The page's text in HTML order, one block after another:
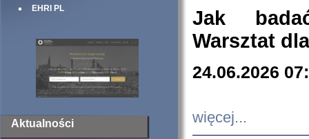
EHRI PL
Aktualności
Jak
Warsztat
24.06.2026
więcej...